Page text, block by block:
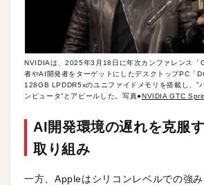
NVIDIAは、2025年3月18日に年次カンファレンス「
者やAI開発者をターゲットにしたデスクトップPC「
128GB LPDDR5xのユニファイドメモリを搭載し、”
ンピュータ”とアピールした。写真●NVIDIA GTC
AI開発環境の遅れを克服
取り組み
一方、Appleはシリコンレベルでの強